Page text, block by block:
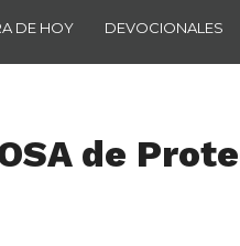
DE HOY DEVOCIONALES
de